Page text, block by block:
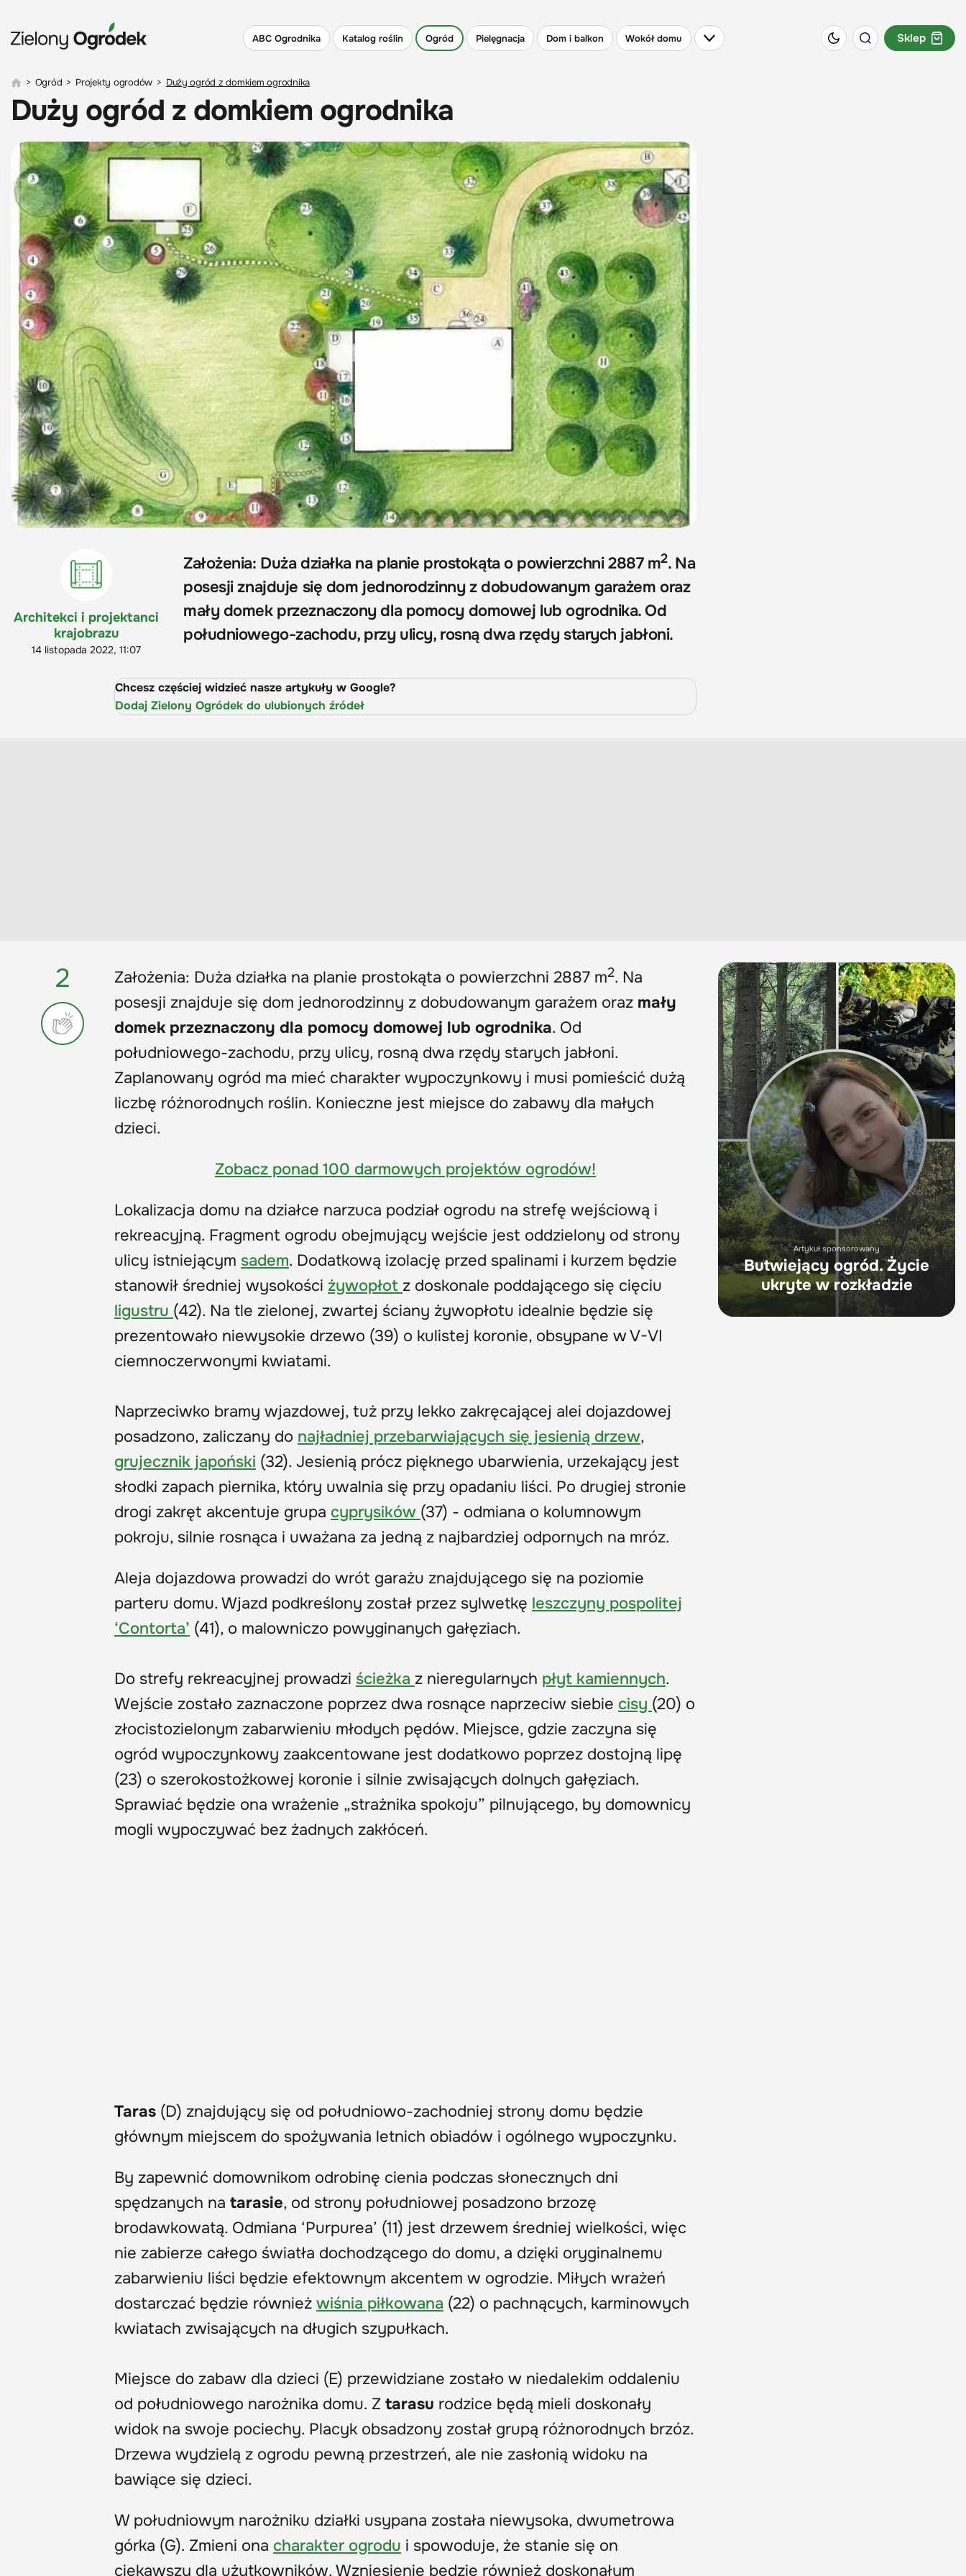
ABC Ogrodnika Katalog roślin Ogród Pielęgnacja Dom i balkon Wokół domu Sklep
> Ogród > Projekty ogrodów > Duży ogród z domkiem ogrodnika
Duży ogród z domkiem ogrodnika
Architekci i projektanci
krajobrazu
14 listopada 2022, 11:07
Założenia: Duża działka na planie prostokąta o powierzchni 2887 m2. Na
posesji znajduje się dom jednorodzinny z dobudowanym garażem oraz
mały domek przeznaczony dla pomocy domowej lub ogrodnika. Od
południowego-zachodu, przy ulicy, rosną dwa rzędy starych jabłoni.
Chcesz częściej widzieć nasze artykuły w Google?
Dodaj Zielony Ogródek do ulubionych źródeł
2 Założenia: Duża działka na planie prostokąta o powierzchni 2887 m2. Na
posesji znajduje się dom jednorodzinny z dobudowanym garażem oraz mały
domek przeznaczony dla pomocy domowej lub ogrodnika. Od
południowego-zachodu, przy ulicy, rosną dwa rzędy starych jabłoni.
Zaplanowany ogród ma mieć charakter wypoczynkowy i musi pomieścić dużą
liczbę różnorodnych roślin. Konieczne jest miejsce do zabawy dla małych
dzieci.
Zobacz ponad 100 darmowych projektów ogrodów!
Lokalizacja domu na działce narzuca podział ogrodu na strefę wejściową i
rekreacyjną. Fragment ogrodu obejmujący wejście jest oddzielony od strony
ulicy istniejącym sadem. Dodatkową izolację przed spalinami i kurzem będzie
stanowił średniej wysokości żywopłot z doskonale poddającego się cięciu
ligustru (42). Na tle zielonej, zwartej ściany żywopłotu idealnie będzie się
prezentowało niewysokie drzewo (39) o kulistej koronie, obsypane w V-VI
ciemnoczerwonymi kwiatami.
Naprzeciwko bramy wjazdowej, tuż przy lekko zakręcającej alei dojazdowej
posadzono, zaliczany do najładniej przebarwiających się jesienią drzew,
grujecznik japoński (32). Jesienią prócz pięknego ubarwienia, urzekający jest
słodki zapach piernika, który uwalnia się przy opadaniu liści. Po drugiej stronie
drogi zakręt akcentuje grupa cyprysików (37) - odmiana o kolumnowym
pokroju, silnie rosnąca i uważana za jedną z najbardziej odpornych na mróz.
Aleja dojazdowa prowadzi do wrót garażu znajdującego się na poziomie
parteru domu. Wjazd podkreślony został przez sylwetkę leszczyny pospolitej
‘Contorta’ (41), o malowniczo powyginanych gałęziach.
Do strefy rekreacyjnej prowadzi ścieżka z nieregularnych płyt kamiennych.
Wejście zostało zaznaczone poprzez dwa rosnące naprzeciw siebie cisy (20) o
złocistozielonym zabarwieniu młodych pędów. Miejsce, gdzie zaczyna się
ogród wypoczynkowy zaakcentowane jest dodatkowo poprzez dostojną lipę
(23) o szerokostożkowej koronie i silnie zwisających dolnych gałęziach.
Sprawiać będzie ona wrażenie „strażnika spokoju” pilnującego, by domownicy
mogli wypoczywać bez żadnych zakłóceń.
Taras (D) znajdujący się od południowo-zachodniej strony domu będzie
głównym miejscem do spożywania letnich obiadów i ogólnego wypoczynku.
By zapewnić domownikom odrobinę cienia podczas słonecznych dni
spędzanych na tarasie, od strony południowej posadzono brzozę
brodawkowatą. Odmiana ‘Purpurea’ (11) jest drzewem średniej wielkości, więc
nie zabierze całego światła dochodzącego do domu, a dzięki oryginalnemu
zabarwieniu liści będzie efektownym akcentem w ogrodzie. Miłych wrażeń
dostarczać będzie również wiśnia piłkowana (22) o pachnących, karminowych
kwiatach zwisających na długich szypułkach.
Miejsce do zabaw dla dzieci (E) przewidziane zostało w niedalekim oddaleniu
od południowego narożnika domu. Z tarasu rodzice będą mieli doskonały
widok na swoje pociechy. Placyk obsadzony został grupą różnorodnych brzóz.
Drzewa wydzielą z ogrodu pewną przestrzeń, ale nie zasłonią widoku na
bawiące się dzieci.
W południowym narożniku działki usypana została niewysoka, dwumetrowa
górka (G). Zmieni ona charakter ogrodu i spowoduje, że stanie się on
ciekawszy dla użytkowników. Wzniesienie będzie również doskonałym
Artykuł sponsorowany
Butwiejący ogród. Życie
ukryte w rozkładzie